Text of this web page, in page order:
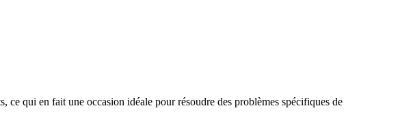
ce qui en fait une occasion idéale pour résoudre des problèmes spécifiques de